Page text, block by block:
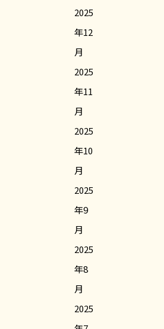
2025
年12
月
2025
年11
月
2025
年10
月
2025
年9
月
2025
年8
月
2025